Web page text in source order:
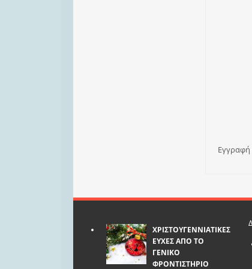
Εγγραφή
ΧΡΙΣΤΟΥΓΕΝΝΙΑΤΙΚΕΣ
ΕΥΧΕΣ ΑΠΟ ΤΟ
ΓΕΝΙΚΟ
ΦΡΟΝΤΙΣΤΗΡΙΟ